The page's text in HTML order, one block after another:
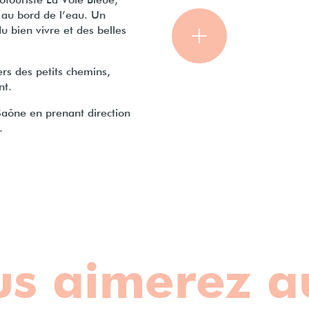
bord de l’eau. Un
bien vivre et des belles
des petits chemins,
en prenant direction
aimerez
petit village à